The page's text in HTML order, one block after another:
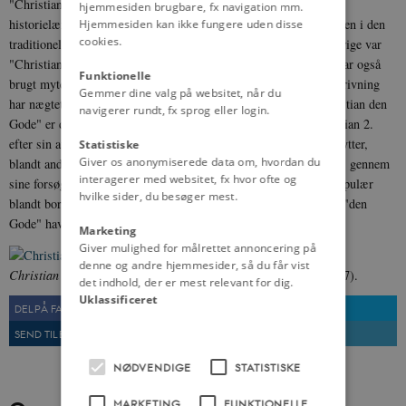
"Christian den Gode". Myten synes at være opstået i svenske
historielærebøger og har tjent som en måde at påpege ensidigheden i den
traditionelle nationale historieskrivning ("Kristian Tyrann" i Sverige var
"Christian den Go­de" i Dan­mark). Nogle skånske regionalister har også
brugt myten for at vise, hvordan den of­ficielle svenske historieskrivning
har nægtet dem deres 'sande', danske historie. Myten om "Christian den
Gode" er delvist i overensstemmelse med det billede, som Christian 2.
efter sin af­sættelse søgte at give af sig selv som de fattiges beskytter,
blandt andet iØrnevisen. Det er ikke umulig at Christian faktisk, gennem
sine forsøg på at indskrænke adelens magtstil­ling, var ganske popu­lær
blandt borgerne og bønderne i Danmark, men noget tilnavn som "den
Gode" havde han aldrig.
Christian 2. Illustration fra Danmarks Riges Historie (1896-1907).
DEL PÅ FACEBOOK
SEND TIL EN VEN
hjemmesiden brugbare, fx navigation mm.
Hjemmesiden kan ikke fungere uden disse
cookies.
Funktionelle
Gemmer dine valg på websitet, når du
navigerer rundt, fx sprog eller login.
Statistiske
Giver os anonymiserede data om, hvordan du
interagerer med websitet, fx hvor ofte og
hvilke sider, du besøger mest.
Marketing
Giver mulighed for målrettet annoncering på
denne og andre hjemmesider, så du får vist
det indhold, der er mest relevant for dig.
Uklassificeret
NØDVENDIGE STATISTISKE